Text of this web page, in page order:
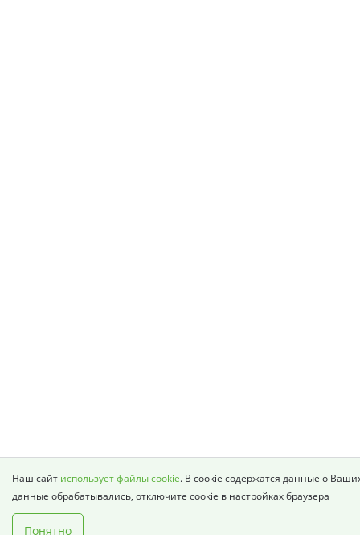
Наш сайт использует файлы cookie. В cookie содержатся данные о
данные обрабатывались, отключите cookie в настройках браузера
Понятно